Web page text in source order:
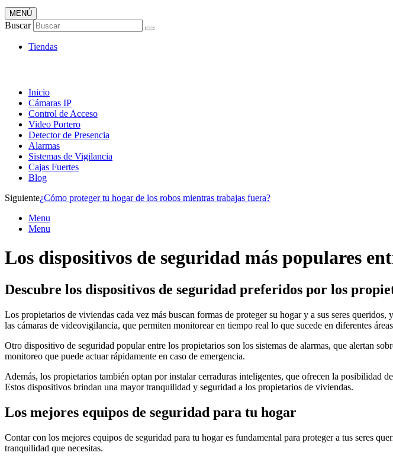
Artículos de Vigilancia
Envió 24/7!!!
MENÚ
Buscar
Tiendas
Inicio
Cámaras IP
Control de Acceso
Video Portero
Detector de Presencia
Alarmas
Sistemas de Vigilancia
Cajas Fuertes
Blog
Siguiente¿Cómo proteger tu hogar de los robos mientras trabajas fuera?
Menu
Menu
Los dispositivos de seguridad más populares
Descubre los dispositivos de seguridad preferidos por los
Los propietarios de viviendas cada vez más buscan formas de proteger su hogar y a sus seres
las cámaras de videovigilancia, que permiten monitorear en tiempo real lo que sucede en diferentes
Otro dispositivo de seguridad popular entre los propietarios son los sistemas de alarmas, que alertan
monitoreo que puede actuar rápidamente en caso de emergencia.
Además, los propietarios también optan por instalar cerraduras inteligentes, que ofrecen la posibilidad
Estos dispositivos brindan una mayor tranquilidad y seguridad a los propietarios de viviendas.
Los mejores equipos de seguridad para tu hogar
Contar con los mejores equipos de seguridad para tu hogar es fundamental para proteger a tus seres
tranquilidad que necesitas.